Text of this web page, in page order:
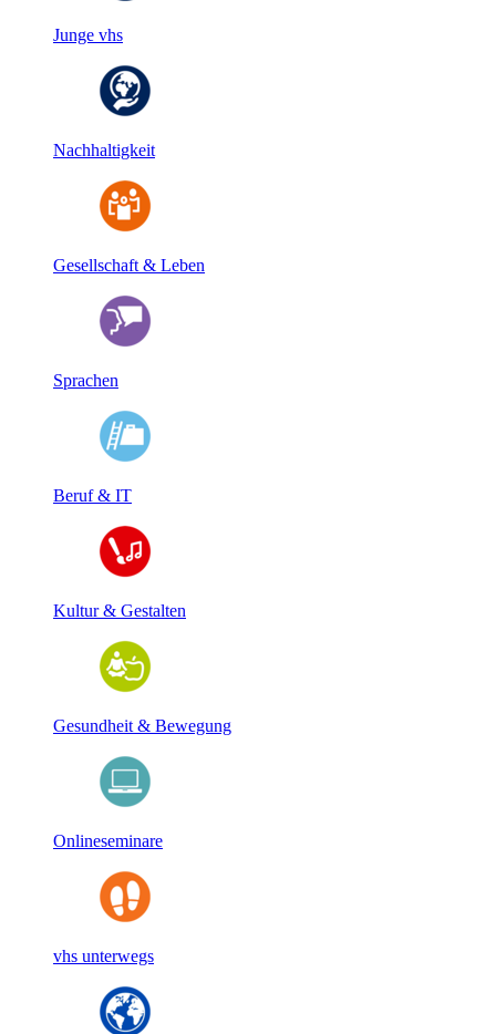
Junge vhs
Nachhaltigkeit
Gesellschaft & Leben
Sprachen
Beruf & IT
Kultur & Gestalten
Gesundheit & Bewegung
Onlineseminare
vhs unterwegs